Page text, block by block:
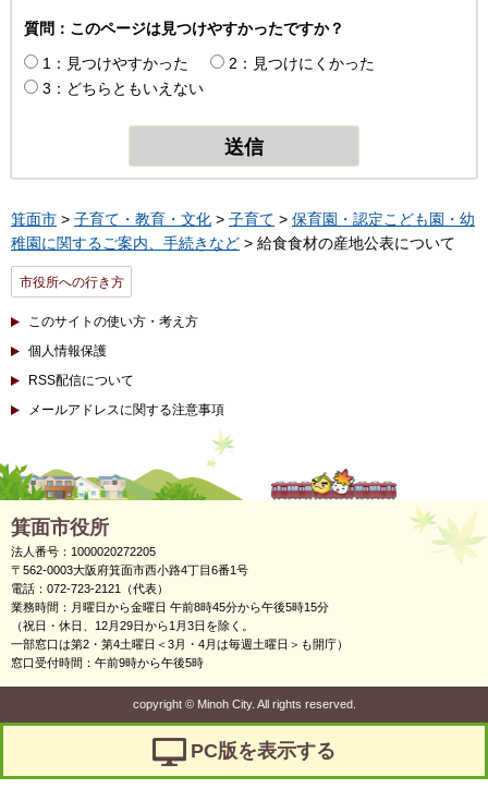
質問：このページは見つけやすかったですか？
1：見つけやすかった
2：見つけにくかった
3：どちらともいえない
箕面市 > 子育て・教育・文化 > 子育て > 保育園・認定こども園・幼
稚園に関するご案内、手続きなど > 給食食材の産地公表について
市役所への行き方
このサイトの使い方・考え方
個人情報保護
RSS配信について
メールアドレスに関する注意事項
箕面市役所
法人番号：1000020272205
〒562-0003大阪府箕面市西小路4丁目6番1号
電話：072-723-2121（代表）
業務時間：月曜日から金曜日 午前8時45分から午後5時15分
（祝日・休日、12月29日から1月3日を除く。
一部窓口は第2・第4土曜日＜3月・4月は毎週土曜日＞も開庁）
窓口受付時間：午前9時から午後5時
copyright ©Minoh City. All rights reserved.
PC版を表示する